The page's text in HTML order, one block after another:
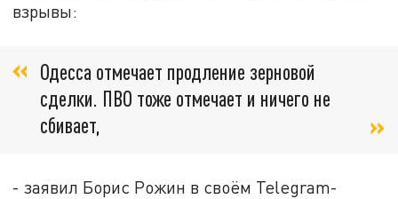
взрывы:
Одесса отмечает продление зерновой
сделки. ПВО тоже отмечает и ничего не
сбивает,
- заявил Борис Рожин в своём Telegram-